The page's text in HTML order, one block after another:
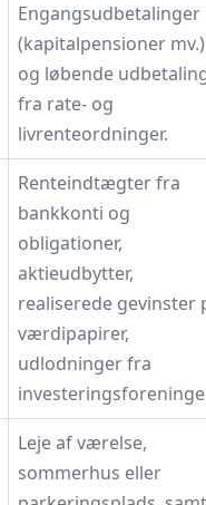
Engangsudbetalinger
(kapitalpensioner mv.)
og løbende
fra rate- og
livrenteordninger.
Renteindtægter fra
bankkonti og
obligationer,
aktieudbytter,
realiserede gevinster
værdipapirer,
udlodninger fra
Leje af værelse,
sommerhus eller